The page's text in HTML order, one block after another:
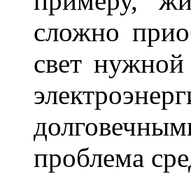
сложно
свет
проблема